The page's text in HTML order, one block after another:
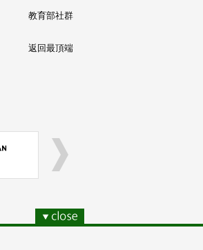
教育部社群
返回最頂端